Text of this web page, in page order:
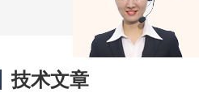
技术文章